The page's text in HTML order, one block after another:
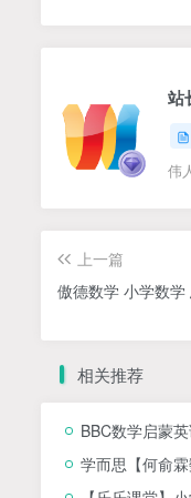
站
伟
上一篇
傲德数学 小学数
相关推荐
BBC数学启蒙
学而思【何俞